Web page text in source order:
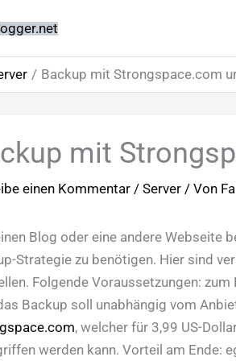
Backup mit Strongspace.com
mit
einen Kommentar / Server/ Von
Blog oder eine andere Webseite
Strategie zu benötigen. Hier sind
Folgende Voraussetzungen:
Backup soll unabhängig vom
, welcher für 3,99 US-
werden kann. Vorteil am Ende: